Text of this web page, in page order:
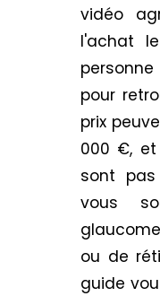
vidéo
l'achat
pour
prix
000 €,
sont
vous
ou de
guide